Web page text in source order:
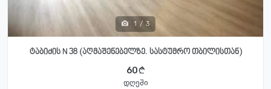
1 / 3
ტაბიძის N 38 (აღმაშენებელზე. სასტუმრო თბილისთან)
60
დღეში